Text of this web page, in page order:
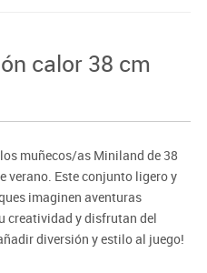
calor 38 cm
muñecos/as Miniland de 38
verano. Este conjunto ligero y
imaginen aventuras
creatividad y disfrutan del
diversión y estilo al juego!